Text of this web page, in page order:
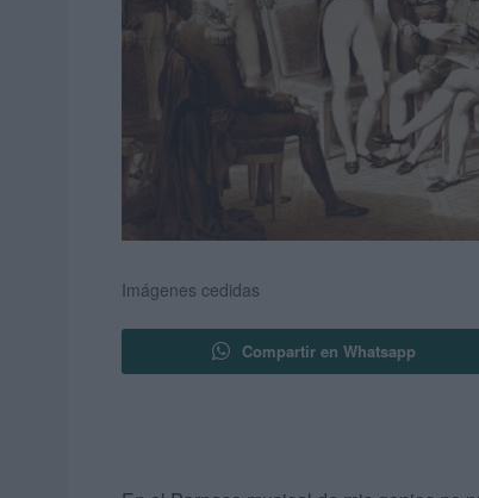
Imágenes cedidas
Compartir en Whatsapp